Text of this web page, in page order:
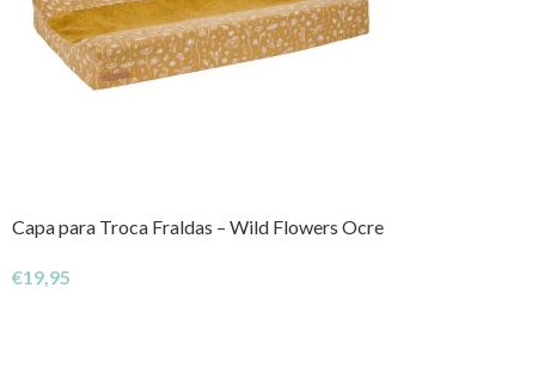
Capa para Troca Fraldas – Wild Flowers Ocre
€19,95